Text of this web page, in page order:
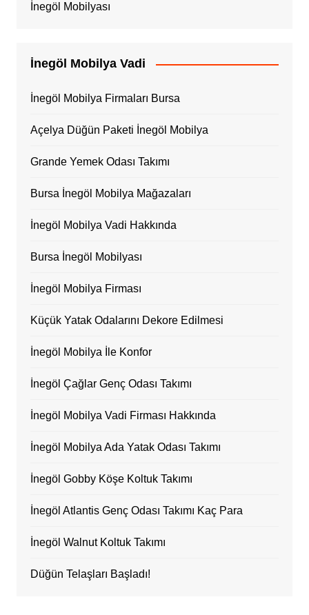
İnegöl Mobilyası
İnegöl Mobilya Vadi
İnegöl Mobilya Firmaları Bursa
Açelya Düğün Paketi İnegöl Mobilya
Grande Yemek Odası Takımı
Bursa İnegöl Mobilya Mağazaları
İnegöl Mobilya Vadi Hakkında
Bursa İnegöl Mobilyası
İnegöl Mobilya Firması
Küçük Yatak Odalarını Dekore Edilmesi
İnegöl Mobilya İle Konfor
İnegöl Çağlar Genç Odası Takımı
İnegöl Mobilya Vadi Firması Hakkında
İnegöl Mobilya Ada Yatak Odası Takımı
İnegöl Gobby Köşe Koltuk Takımı
İnegöl Atlantis Genç Odası Takımı Kaç Para
İnegöl Walnut Koltuk Takımı
Düğün Telaşları Başladı!